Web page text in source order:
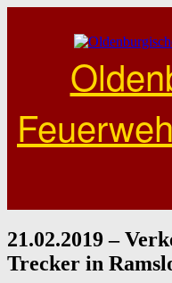
21.02.2019 –
Trecker in